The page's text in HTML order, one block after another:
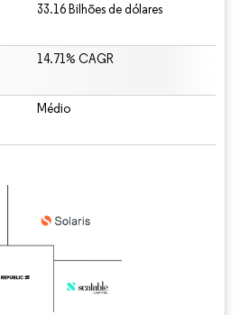
33.16 Bilhões de dólares
14.71% CAGR
Médio
O reuso requer atribuição conforme CC BY 4.0.